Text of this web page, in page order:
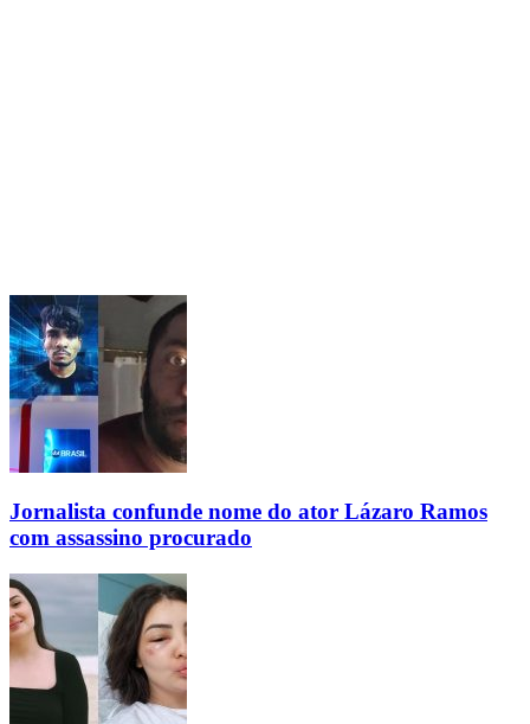
Jornalista confunde nome do ator Lázaro Ramos
com assassino procurado